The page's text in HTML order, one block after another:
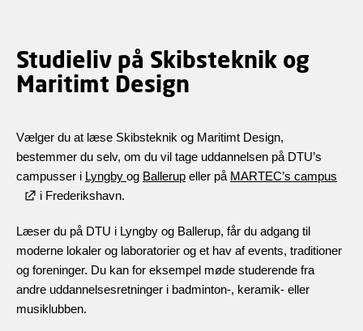
Studieliv på Skibsteknik og
Maritimt Design
Vælger du at læse Skibsteknik og Maritimt Design,
bestemmer du selv, om du vil tage uddannelsen på DTU’s
campusser i Lyngby og Ballerup eller på MARTEC’s campus
i Frederikshavn.
Læser du på DTU i Lyngby og Ballerup, får du adgang til
moderne lokaler og laboratorier og et hav af events, traditioner
og foreninger. Du kan for eksempel møde studerende fra
andre uddannelsesretninger i badminton-, keramik- eller
musiklubben.